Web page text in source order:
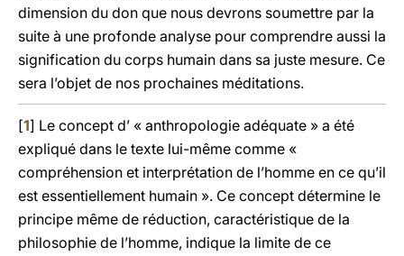
dimension du don que nous devrons soumettre par la
suite à une profonde analyse pour comprendre aussi la
signification du corps humain dans sa juste mesure. Ce
sera l’objet de nos prochaines méditations.
[1] Le concept d’ « anthropologie adéquate » a été
expliqué dans le texte lui-même comme «
compréhension et interprétation de l’homme en ce qu’il
est essentiellement humain ». Ce concept détermine le
principe même de réduction, caractéristique de la
philosophie de l’homme, indique la limite de ce